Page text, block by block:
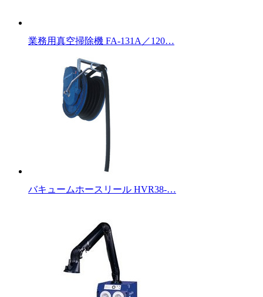
業務用真空掃除機 FA-131A／120…
バキュームホースリール HVR38-…